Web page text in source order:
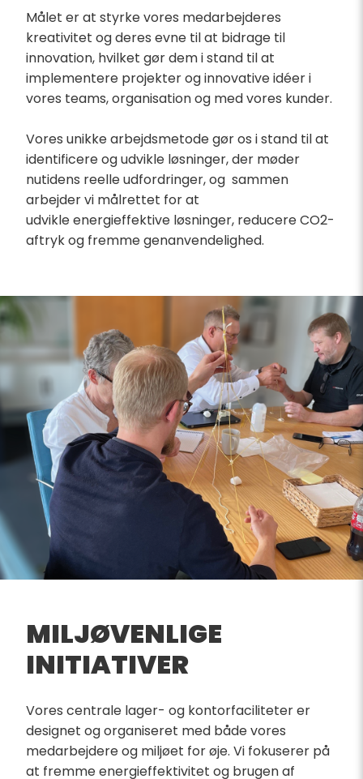
Målet er at styrke vores medarbejderes
kreativitet og deres evne til at bidrage til
innovation, hvilket gør dem i stand til at
implementere projekter og innovative idéer i
vores teams, organisation og med vores kunder.
Vores unikke arbejdsmetode gør os i stand til at
identificere og udvikle løsninger, der møder
nutidens reelle udfordringer, og sammen
arbejder vi målrettet for at
udvikle energieffektive løsninger, reducere CO2-
aftryk og fremme genanvendelighed.
MILJØVENLIGE
INITIATIVER
Vores centrale lager- og kontorfaciliteter er
designet og organiseret med både vores
medarbejdere og miljøet for øje. Vi fokuserer på
at fremme energieffektivitet og brugen af